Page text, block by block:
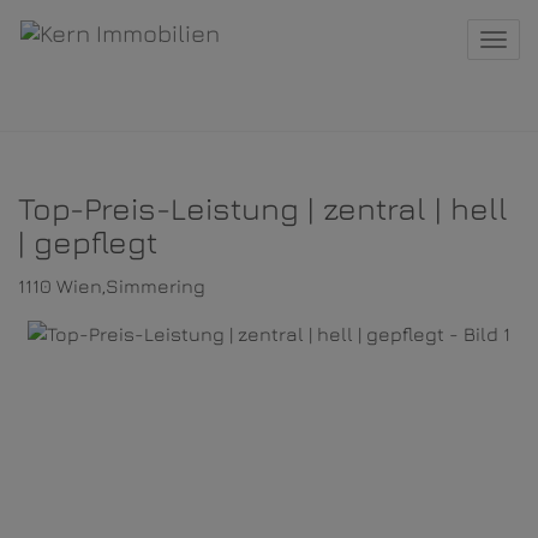
Top-Preis-Leistung | zentral | hell
| gepflegt
1110 Wien,Simmering